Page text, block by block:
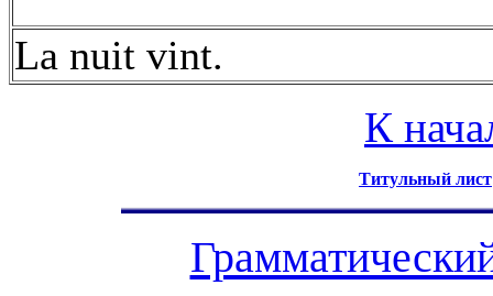
La nuit vint.
К
Титульный лист